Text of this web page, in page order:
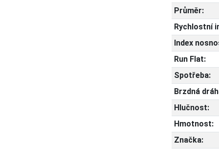
Průměr:
Rychlostní
Index
Run Flat:
Spotřeba:
Brzdná
Hlučnost:
Hmotnost:
Značka: